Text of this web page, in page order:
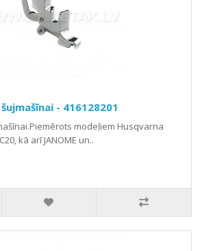
- 416128201
modeļiem Husqvarna
kā arī JANOME un..